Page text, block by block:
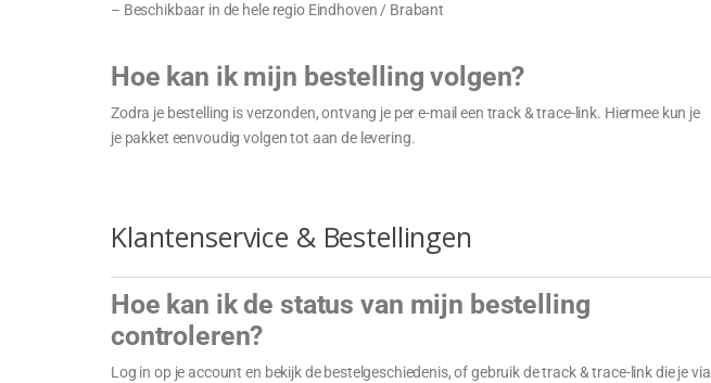
– Beschikbaar in de hele regio Eindhoven / Brabant
Hoe kan ik mijn bestelling volgen?
Zodra je bestelling is verzonden, ontvang je per e-mail een track & trace-link. Hiermee kun je
je pakket eenvoudig volgen tot aan de levering.
Klantenservice & Bestellingen
Hoe kan ik de status van mijn bestelling
controleren?
Log in op je account en bekijk de bestelgeschiedenis, of gebruik de track & trace-link die je via